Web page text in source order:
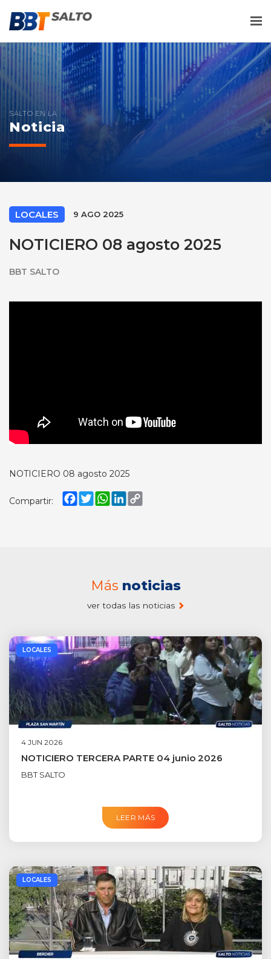
SALTO EN LA
Noticia
LOCALES 9 AGO 2025
NOTICIERO 08 agosto 2025
BBT SALTO
NOTICIERO 08 agosto 2025
Compartir:
Facebook
TwitterWhatsApp
LinkedInCopy
Más noticias
ver todas las noticias
LOCALES
4 JUN 2026
NOTICIERO TERCERA PARTE 04 junio 2026
BBT SALTO
LEER MÁS
LOCALES